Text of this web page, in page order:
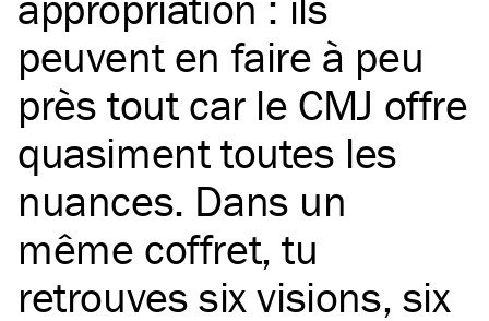
peuvent en faire à peu
près tout car le CMJ offre
quasiment toutes les
nuances. Dans un
même coffret, tu
retrouves six visions, six